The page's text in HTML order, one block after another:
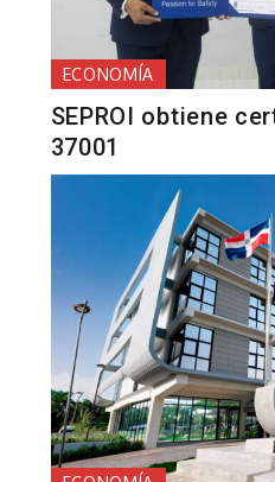
ECONOMÍA
SEPROI obtiene
37001